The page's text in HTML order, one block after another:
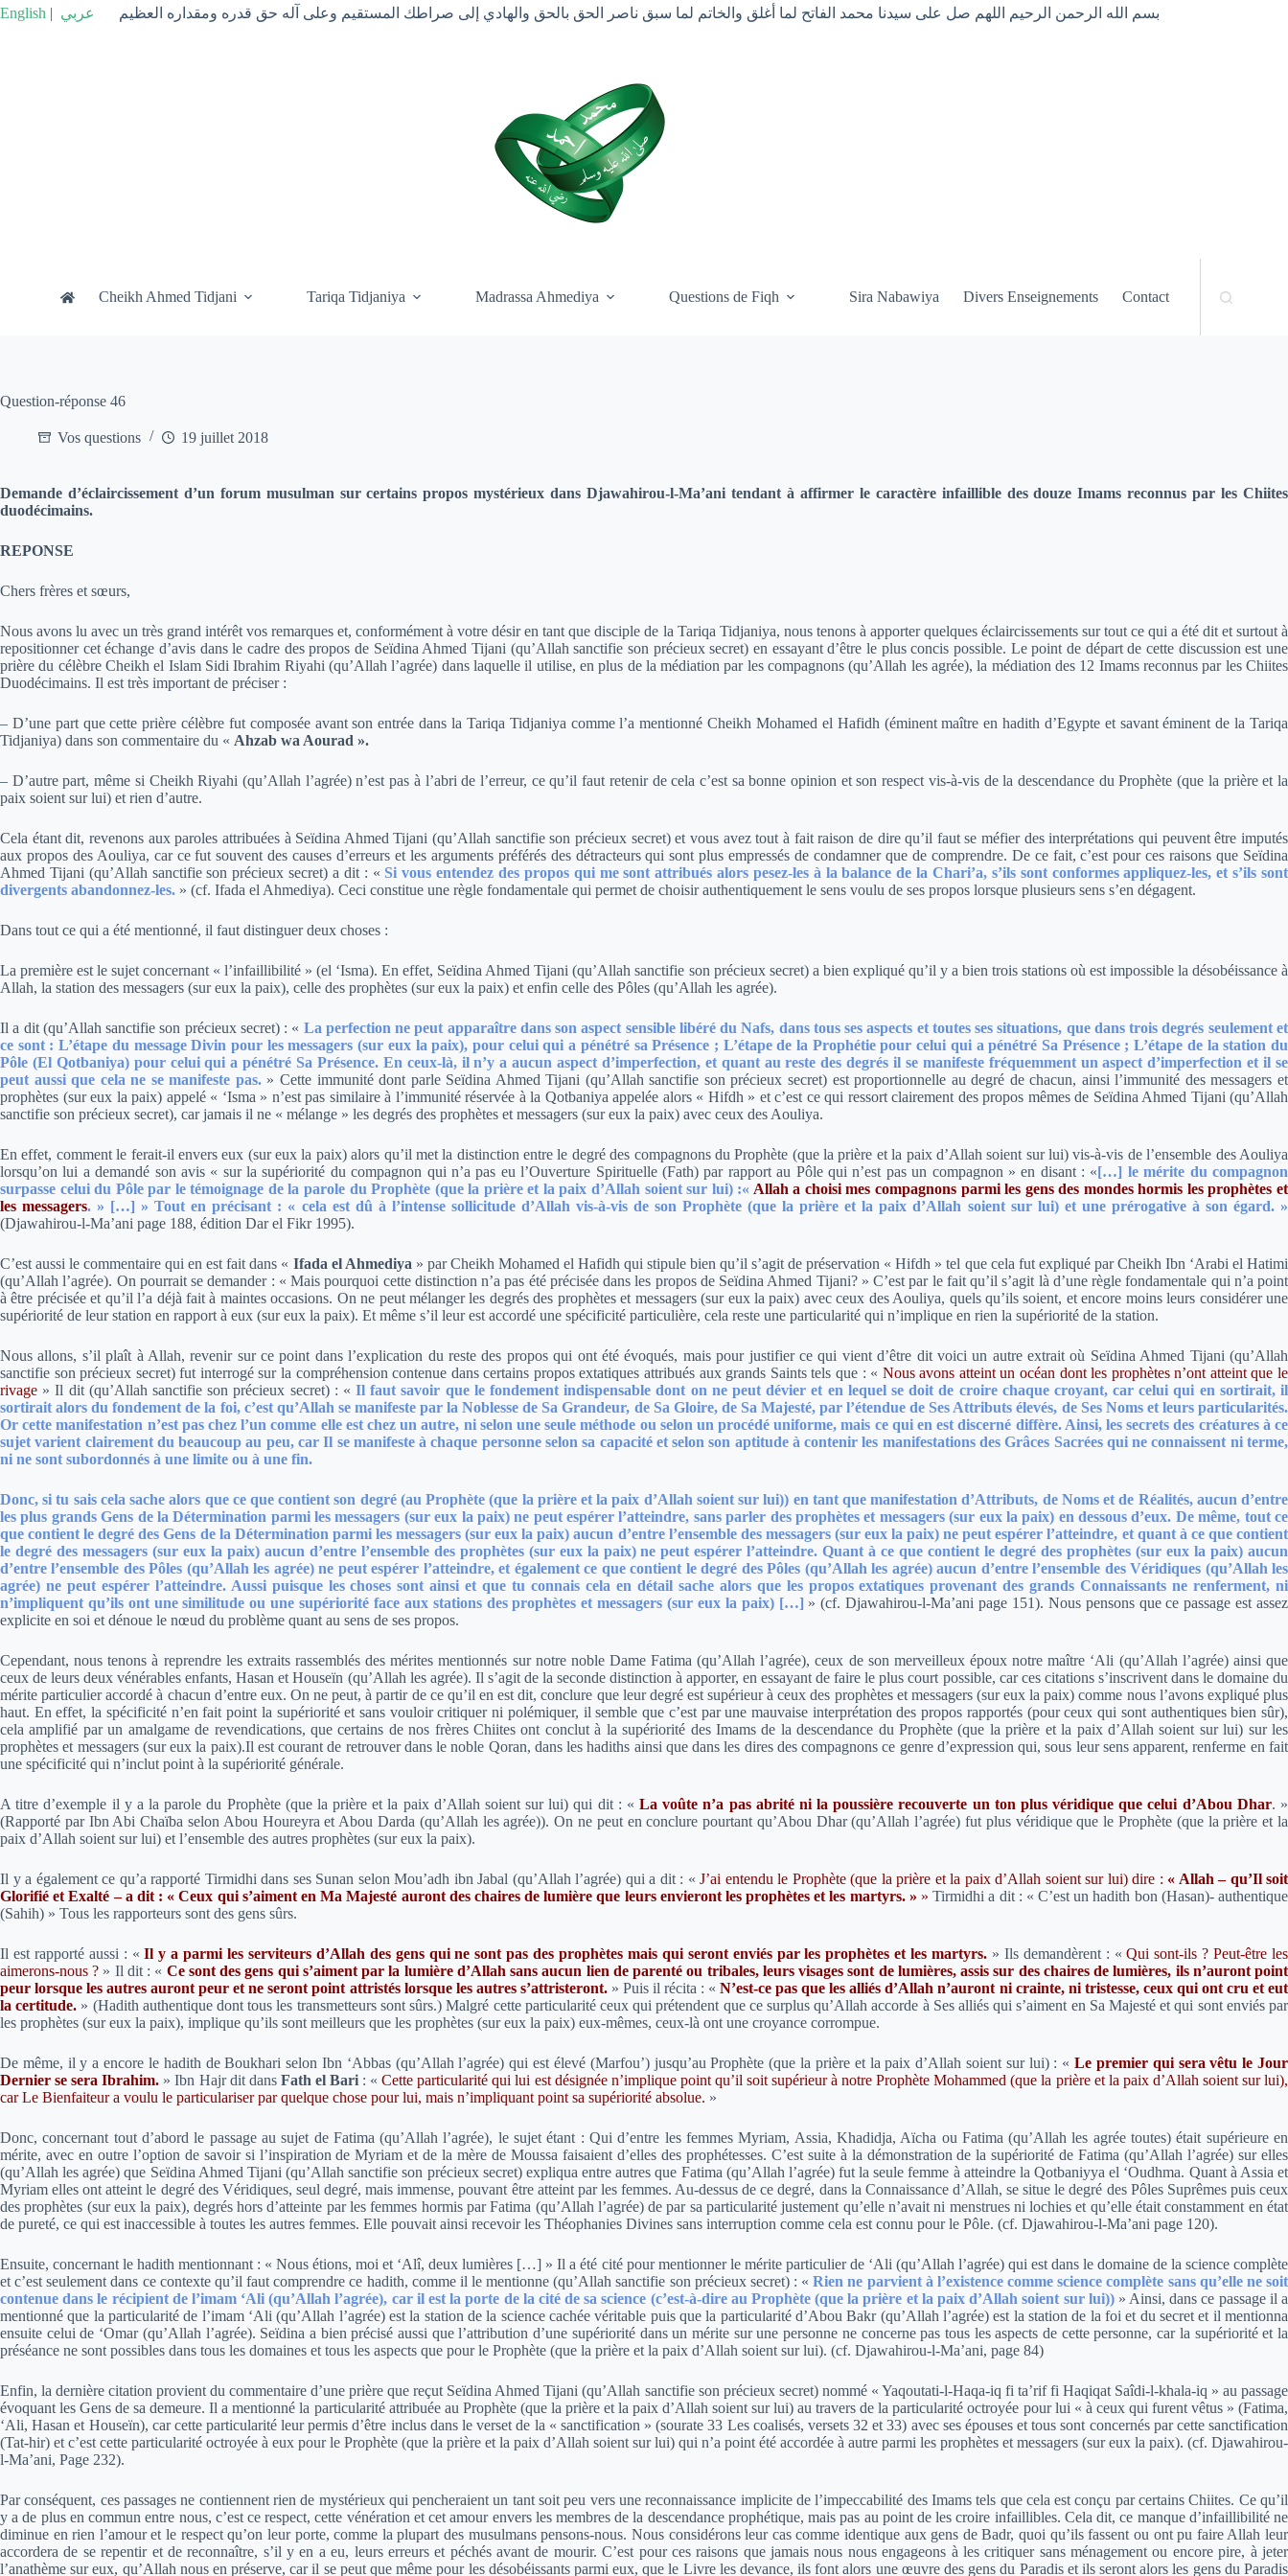
Passer
English | عربي بسم الله الرحمن الرحيم اللهم صل على سيدنا محمد الفاتح لما أغلق والخاتم لما سبق ناصر الحق بالحق والهادي إلى صراطك المستقيم وعلى آله حق قدره ومقداره العظيم
Cheikh Ahmed Tidjani Tariqa Tidjaniya Madrassa Ahmediya Questions de Fiqh Sira Nabawiya Divers Enseignements Contact
Question-réponse 46
Vos questions 19 juillet 2018
Demande d’éclaircissement d’un forum musulman sur certains propos mystérieux dans Djawahirou-l-Ma’ani tendant à affirmer le caractère infaillible des douze Imams reconnus par les Chiites
duodécimains.
REPONSE
Chers frères et sœurs,
Nous avons lu avec un très grand intérêt vos remarques et, conformément à votre désir en tant que disciple de la Tariqa Tidjaniya, nous tenons à apporter quelques éclaircissements sur tout ce qui a été dit et surtout à
repositionner cet échange d’avis dans le cadre des propos de Seïdina Ahmed Tijani (qu’Allah sanctifie son précieux secret) en essayant d’être le plus concis possible. Le point de départ de cette discussion est une
prière du célèbre Cheikh el Islam Sidi Ibrahim Riyahi (qu’Allah l’agrée) dans laquelle il utilise, en plus de la médiation par les compagnons (qu’Allah les agrée), la médiation des 12 Imams reconnus par les Chiites
Duodécimains. Il est très important de préciser :
– D’une part que cette prière célèbre fut composée avant son entrée dans la Tariqa Tidjaniya comme l’a mentionné Cheikh Mohamed el Hafidh (éminent maître en hadith d’Egypte et savant éminent de la Tariqa
Tidjaniya) dans son commentaire du « Ahzab wa Aourad ».
– D’autre part, même si Cheikh Riyahi (qu’Allah l’agrée) n’est pas à l’abri de l’erreur, ce qu’il faut retenir de cela c’est sa bonne opinion et son respect vis-à-vis de la descendance du Prophète (que la prière et la
paix soient sur lui) et rien d’autre.
Cela étant dit, revenons aux paroles attribuées à Seïdina Ahmed Tijani (qu’Allah sanctifie son précieux secret) et vous avez tout à fait raison de dire qu’il faut se méfier des interprétations qui peuvent être imputés
aux propos des Aouliya, car ce fut souvent des causes d’erreurs et les arguments préférés des détracteurs qui sont plus empressés de condamner que de comprendre. De ce fait, c’est pour ces raisons que Seïdina
Ahmed Tijani (qu’Allah sanctifie son précieux secret) a dit : « Si vous entendez des propos qui me sont attribués alors pesez-les à la balance de la Chari’a, s’ils sont conformes appliquez-les, et s’ils sont
divergents abandonnez-les. » (cf. Ifada el Ahmediya). Ceci constitue une règle fondamentale qui permet de choisir authentiquement le sens voulu de ses propos lorsque plusieurs sens s’en dégagent.
Dans tout ce qui a été mentionné, il faut distinguer deux choses :
La première est le sujet concernant « l’infaillibilité » (el ‘Isma). En effet, Seïdina Ahmed Tijani (qu’Allah sanctifie son précieux secret) a bien expliqué qu’il y a bien trois stations où est impossible la désobéissance à
Allah, la station des messagers (sur eux la paix), celle des prophètes (sur eux la paix) et enfin celle des Pôles (qu’Allah les agrée).
Il a dit (qu’Allah sanctifie son précieux secret) : « La perfection ne peut apparaître dans son aspect sensible libéré du Nafs, dans tous ses aspects et toutes ses situations, que dans trois degrés seulement et
ce sont : L’étape du message Divin pour les messagers (sur eux la paix), pour celui qui a pénétré sa Présence ; L’étape de la Prophétie pour celui qui a pénétré Sa Présence ; L’étape de la station du
Pôle (El Qotbaniya) pour celui qui a pénétré Sa Présence. En ceux-là, il n’y a aucun aspect d’imperfection, et quant au reste des degrés il se manifeste fréquemment un aspect d’imperfection et il se
peut aussi que cela ne se manifeste pas. » Cette immunité dont parle Seïdina Ahmed Tijani (qu’Allah sanctifie son précieux secret) est proportionnelle au degré de chacun, ainsi l’immunité des messagers et
prophètes (sur eux la paix) appelé « ‘Isma » n’est pas similaire à l’immunité réservée à la Qotbaniya appelée alors « Hifdh » et c’est ce qui ressort clairement des propos mêmes de Seïdina Ahmed Tijani (qu’Allah
sanctifie son précieux secret), car jamais il ne « mélange » les degrés des prophètes et messagers (sur eux la paix) avec ceux des Aouliya.
En effet, comment le ferait-il envers eux (sur eux la paix) alors qu’il met la distinction entre le degré des compagnons du Prophète (que la prière et la paix d’Allah soient sur lui) vis-à-vis de l’ensemble des Aouliya
lorsqu’on lui a demandé son avis « sur la supériorité du compagnon qui n’a pas eu l’Ouverture Spirituelle (Fath) par rapport au Pôle qui n’est pas un compagnon » en disant : «[…] le mérite du compagnon
surpasse celui du Pôle par le témoignage de la parole du Prophète (que la prière et la paix d’Allah soient sur lui) :« Allah a choisi mes compagnons parmi les gens des mondes hormis les prophètes et
les messagers. » […] » Tout en précisant : « cela est dû à l’intense sollicitude d’Allah vis-à-vis de son Prophète (que la prière et la paix d’Allah soient sur lui) et une prérogative à son égard. »
(Djawahirou-l-Ma’ani page 188, édition Dar el Fikr 1995).
C’est aussi le commentaire qui en est fait dans « Ifada el Ahmediya » par Cheikh Mohamed el Hafidh qui stipule bien qu’il s’agit de préservation « Hifdh » tel que cela fut expliqué par Cheikh Ibn ‘Arabi el Hatimi
(qu’Allah l’agrée). On pourrait se demander : « Mais pourquoi cette distinction n’a pas été précisée dans les propos de Seïdina Ahmed Tijani? » C’est par le fait qu’il s’agit là d’une règle fondamentale qui n’a point
à être précisée et qu’il l’a déjà fait à maintes occasions. On ne peut mélanger les degrés des prophètes et messagers (sur eux la paix) avec ceux des Aouliya, quels qu’ils soient, et encore moins leurs considérer une
supériorité de leur station en rapport à eux (sur eux la paix). Et même s’il leur est accordé une spécificité particulière, cela reste une particularité qui n’implique en rien la supériorité de la station.
Nous allons, s’il plaît à Allah, revenir sur ce point dans l’explication du reste des propos qui ont été évoqués, mais pour justifier ce qui vient d’être dit voici un autre extrait où Seïdina Ahmed Tijani (qu’Allah
sanctifie son précieux secret) fut interrogé sur la compréhension contenue dans certains propos extatiques attribués aux grands Saints tels que : « Nous avons atteint un océan dont les prophètes n’ont atteint que le
rivage » Il dit (qu’Allah sanctifie son précieux secret) : «Il faut savoir que le fondement indispensable dont on ne peut dévier et en lequel se doit de croire chaque croyant, car celui qui en sortirait, il
sortirait alors du fondement de la foi, c’est qu’Allah se manifeste par la Noblesse de Sa Grandeur, de Sa Gloire, de Sa Majesté, par l’étendue de Ses Attributs élevés, de Ses Noms et leurs particularités.
Or cette manifestation n’est pas chez l’un comme elle est chez un autre, ni selon une seule méthode ou selon un procédé uniforme, mais ce qui en est discerné diffère. Ainsi, les secrets des créatures à ce
sujet varient clairement du beaucoup au peu, car Il se manifeste à chaque personne selon sa capacité et selon son aptitude à contenir les manifestations des Grâces Sacrées qui ne connaissent ni terme,
ni ne sont subordonnés à une limite ou à une fin.
Donc, si tu sais cela sache alors que ce que contient son degré (au Prophète (que la prière et la paix d’Allah soient sur lui)) en tant que manifestation d’Attributs, de Noms et de Réalités, aucun d’entre
les plus grands Gens de la Détermination parmi les messagers (sur eux la paix) ne peut espérer l’atteindre, sans parler des prophètes et messagers (sur eux la paix) en dessous d’eux. De même, tout ce
que contient le degré des Gens de la Détermination parmi les messagers (sur eux la paix) aucun d’entre l’ensemble des messagers (sur eux la paix) ne peut espérer l’atteindre, et quant à ce que contient
le degré des messagers (sur eux la paix) aucun d’entre l’ensemble des prophètes (sur eux la paix) ne peut espérer l’atteindre. Quant à ce que contient le degré des prophètes (sur eux la paix) aucun
d’entre l’ensemble des Pôles (qu’Allah les agrée) ne peut espérer l’atteindre, et également ce que contient le degré des Pôles (qu’Allah les agrée) aucun d’entre l’ensemble des Véridiques (qu’Allah les
agrée) ne peut espérer l’atteindre. Aussi puisque les choses sont ainsi et que tu connais cela en détail sache alors que les propos extatiques provenant des grands Connaissants ne renferment, ni
n’impliquent qu’ils ont une similitude ou une supériorité face aux stations des prophètes et messagers (sur eux la paix) […] » (cf. Djawahirou-l-Ma’ani page 151). Nous pensons que ce passage est assez
explicite en soi et dénoue le nœud du problème quant au sens de ses propos.
Cependant, nous tenons à reprendre les extraits rassemblés des mérites mentionnés sur notre noble Dame Fatima (qu’Allah l’agrée), ceux de son merveilleux époux notre maître ‘Ali (qu’Allah l’agrée) ainsi que
ceux de leurs deux vénérables enfants, Hasan et Houseïn (qu’Allah les agrée). Il s’agit de la seconde distinction à apporter, en essayant de faire le plus court possible, car ces citations s’inscrivent dans le domaine du
mérite particulier accordé à chacun d’entre eux. On ne peut, à partir de ce qu’il en est dit, conclure que leur degré est supérieur à ceux des prophètes et messagers (sur eux la paix) comme nous l’avons expliqué plus
haut. En effet, la spécificité n’en fait point la supériorité et sans vouloir critiquer ni polémiquer, il semble que c’est par une mauvaise interprétation des propos rapportés (pour ceux qui sont authentiques bien sûr),
cela amplifié par un amalgame de revendications, que certains de nos frères Chiites ont conclut à la supériorité des Imams de la descendance du Prophète (que la prière et la paix d’Allah soient sur lui) sur les
prophètes et messagers (sur eux la paix).Il est courant de retrouver dans le noble Qoran, dans les hadiths ainsi que dans les dires des compagnons ce genre d’expression qui, sous leur sens apparent, renferme en fait
une spécificité qui n’inclut point à la supériorité générale.
A titre d’exemple il y a la parole du Prophète (que la prière et la paix d’Allah soient sur lui) qui dit : «La voûte n’a pas abrité ni la poussière recouverte un ton plus véridique que celui d’Abou Dhar. »
(Rapporté par Ibn Abi Chaïba selon Abou Houreyra et Abou Darda (qu’Allah les agrée)). On ne peut en conclure pourtant qu’Abou Dhar (qu’Allah l’agrée) fut plus véridique que le Prophète (que la prière et la
paix d’Allah soient sur lui) et l’ensemble des autres prophètes (sur eux la paix).
Il y a également ce qu’a rapporté Tirmidhi dans ses Sunan selon Mou’adh ibn Jabal (qu’Allah l’agrée) qui a dit : « J’ai entendu le Prophète (que la prière et la paix d’Allah soient sur lui) dire : « Allah – qu’Il soit
Glorifié et Exalté – a dit : « Ceux qui s’aiment en Ma Majesté auront des chaires de lumière que leurs envieront les prophètes et les martyrs. » » Tirmidhi a dit : « C’est un hadith bon (Hasan)- authentique
(Sahih) » Tous les rapporteurs sont des gens sûrs.
Il est rapporté aussi : «Il y a parmi les serviteurs d’Allah des gens qui ne sont pas des prophètes mais qui seront enviés par les prophètes et les martyrs. » Ils demandèrent : «Qui sont-ils ? Peut-être les
aimerons-nous ? » Il dit : « Ce sont des gens qui s’aiment par la lumière d’Allah sans aucun lien de parenté ou tribales, leurs visages sont de lumières, assis sur des chaires de lumières, ils n’auront point
peur lorsque les autres auront peur et ne seront point attristés lorsque les autres s’attristeront. » Puis il récita : «N’est-ce pas que les alliés d’Allah n’auront ni crainte, ni tristesse, ceux qui ont cru et eut
la certitude. » (Hadith authentique dont tous les transmetteurs sont sûrs.) Malgré cette particularité ceux qui prétendent que ce surplus qu’Allah accorde à Ses alliés qui s’aiment en Sa Majesté et qui sont enviés par
les prophètes (sur eux la paix), implique qu’ils sont meilleurs que les prophètes (sur eux la paix) eux-mêmes, ceux-là ont une croyance corrompue.
De même, il y a encore le hadith de Boukhari selon Ibn ‘Abbas (qu’Allah l’agrée) qui est élevé (Marfou’) jusqu’au Prophète (que la prière et la paix d’Allah soient sur lui) : «Le premier qui sera vêtu le Jour
Dernier se sera Ibrahim. » Ibn Hajr dit dans Fath el Bari : «Cette particularité qui lui est désignée n’implique point qu’il soit supérieur à notre Prophète Mohammed (que la prière et la paix d’Allah soient sur lui),
car Le Bienfaiteur a voulu le particulariser par quelque chose pour lui, mais n’impliquant point sa supériorité absolue. »
Donc, concernant tout d’abord le passage au sujet de Fatima (qu’Allah l’agrée), le sujet étant : Qui d’entre les femmes Myriam, Assia, Khadidja, Aïcha ou Fatima (qu’Allah les agrée toutes) était supérieure en
mérite, avec en outre l’option de savoir si l’inspiration de Myriam et de la mère de Moussa faisaient d’elles des prophétesses. C’est suite à la démonstration de la supériorité de Fatima (qu’Allah l’agrée) sur elles
(qu’Allah les agrée) que Seïdina Ahmed Tijani (qu’Allah sanctifie son précieux secret) expliqua entre autres que Fatima (qu’Allah l’agrée) fut la seule femme à atteindre la Qotbaniyya el ‘Oudhma. Quant à Assia et
Myriam elles ont atteint le degré des Véridiques, seul degré, mais immense, pouvant être atteint par les femmes. Au-dessus de ce degré, dans la Connaissance d’Allah, se situe le degré des Pôles Suprêmes puis ceux
des prophètes (sur eux la paix), degrés hors d’atteinte par les femmes hormis par Fatima (qu’Allah l’agrée) de par sa particularité justement qu’elle n’avait ni menstrues ni lochies et qu’elle était constamment en état
de pureté, ce qui est inaccessible à toutes les autres femmes. Elle pouvait ainsi recevoir les Théophanies Divines sans interruption comme cela est connu pour le Pôle. (cf. Djawahirou-l-Ma’ani page 120).
Ensuite, concernant le hadith mentionnant : « Nous étions, moi et ‘Alî, deux lumières […] » Il a été cité pour mentionner le mérite particulier de ‘Ali (qu’Allah l’agrée) qui est dans le domaine de la science complète
et c’est seulement dans ce contexte qu’il faut comprendre ce hadith, comme il le mentionne (qu’Allah sanctifie son précieux secret) : «Rien ne parvient à l’existence comme science complète sans qu’elle ne soit
contenue dans le récipient de l’imam ‘Ali (qu’Allah l’agrée), car il est la porte de la cité de sa science (c’est-à-dire au Prophète (que la prière et la paix d’Allah soient sur lui)) » Ainsi, dans ce passage il a
mentionné que la particularité de l’imam ‘Ali (qu’Allah l’agrée) est la station de la science cachée véritable puis que la particularité d’Abou Bakr (qu’Allah l’agrée) est la station de la foi et du secret et il mentionna
ensuite celui de ‘Omar (qu’Allah l’agrée). Seïdina a bien précisé aussi que l’attribution d’une supériorité dans un mérite sur une personne ne concerne pas tous les aspects de cette personne, car la supériorité et la
préséance ne sont possibles dans tous les domaines et tous les aspects que pour le Prophète (que la prière et la paix d’Allah soient sur lui). (cf. Djawahirou-l-Ma’ani, page 84)
Enfin, la dernière citation provient du commentaire d’une prière que reçut Seïdina Ahmed Tijani (qu’Allah sanctifie son précieux secret) nommé « Yaqoutati-l-Haqa-iq fi ta’rif fi Haqiqat Saîdi-l-khala-iq » au passage
évoquant les Gens de sa demeure. Il a mentionné la particularité attribuée au Prophète (que la prière et la paix d’Allah soient sur lui) au travers de la particularité octroyée pour lui « à ceux qui furent vêtus » (Fatima,
‘Ali, Hasan et Houseïn), car cette particularité leur permis d’être inclus dans le verset de la « sanctification » (sourate 33 Les coalisés, versets 32 et 33) avec ses épouses et tous sont concernés par cette sanctification
(Tat-hir) et c’est cette particularité octroyée à eux pour le Prophète (que la prière et la paix d’Allah soient sur lui) qui n’a point été accordée à autre parmi les prophètes et messagers (sur eux la paix). (cf. Djawahirou-
l-Ma’ani, Page 232).
Par conséquent, ces passages ne contiennent rien de mystérieux qui pencheraient un tant soit peu vers une reconnaissance implicite de l’impeccabilité des Imams tels que cela est conçu par certains Chiites. Ce qu’il
y a de plus en commun entre nous, c’est ce respect, cette vénération et cet amour envers les membres de la descendance prophétique, mais pas au point de les croire infaillibles. Cela dit, ce manque d’infaillibilité ne
diminue en rien l’amour et le respect qu’on leur porte, comme la plupart des musulmans pensons-nous. Nous considérons leur cas comme identique aux gens de Badr, quoi qu’ils fassent ou ont pu faire Allah leur
accordera de se repentir et de reconnaître, s’il y en a eu, leurs erreurs et péchés avant de mourir. C’est pour ces raisons que jamais nous nous engageons à les critiquer sans ménagement ou encore pire, à jeter
l’anathème sur eux, qu’Allah nous en préserve, car il se peut que même pour les désobéissants parmi eux, que le Livre les devance, ils font alors une œuvre des gens du Paradis et ils seront alors les gens du Paradis